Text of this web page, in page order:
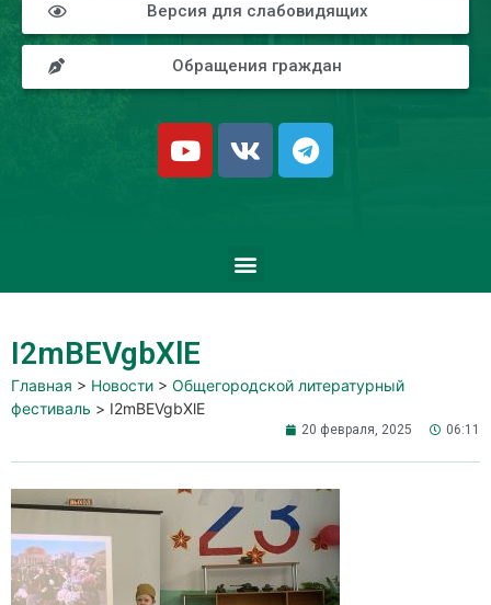
Версия для слабовидящих
Обращения граждан
I2mBEVgbXlE
Главная > Новости > Общегородской литературный
фестиваль > I2mBEVgbXlE
20 февраля, 2025 06:11